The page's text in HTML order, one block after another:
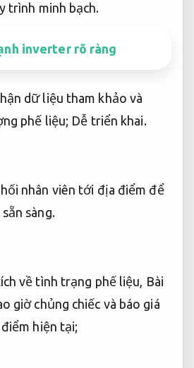
trình minh bạch.
inverter rõ ràng
dữ liệu tham khảo và
phế liệu; Dễ triển khai.
nhân viên tới địa điểm để
sàng.
về tình trạng phế liệu, Bài
giờ chủng chiếc và báo giá
hiện tại;